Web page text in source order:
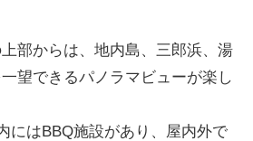
部からは、地内島、三郎浜、湯
望できるパノラマビューが楽し
にはBBQ施設があり、屋内外で